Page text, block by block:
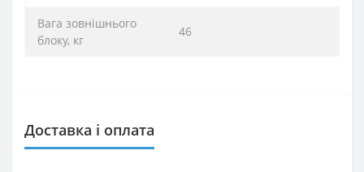
Вага зовнішнього
блоку, кг
46
Доставка і оплата